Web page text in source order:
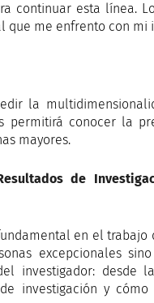
continuar esta línea.
que me enfrento con mi
la
permitirá conocer la
mayores.
de
en el trabajo
excepcionales
investigador: desde
investigación y